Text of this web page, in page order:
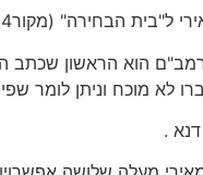
הרמב"ם הוא הראשון
לא מוכח וניתן לומר
.